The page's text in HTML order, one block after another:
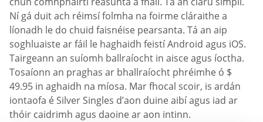
Ní gá duit ach réimsí folmha na foirme cláraithe a
líonadh le do chuid faisnéise pearsanta. Tá an aip
soghluaiste ar fáil le haghaidh feistí Android agus iOS.
Tairgeann an suíomh ballraíocht in aisce agus íoctha.
Tosaíonn an praghas ar bhallraíocht phréimhe ó $
49.95 in aghaidh na míosa. Mar fhocal scoir, is ardán
iontaofa é Silver Singles d’aon duine aibí agus iad ar
thóir caidrimh agus daoine ar aon intinn.